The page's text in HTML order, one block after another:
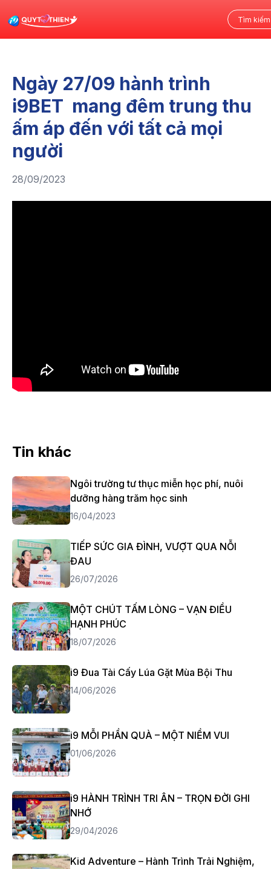
Ngày 27/09 hành trình
i9BET mang đêm trung thu
ấm áp đến với tất cả mọi
người
28/09/2023
Tin khác
Ngôi trường tư thục miễn học phí, nuôi
dưỡng hàng trăm học sinh
16/04/2023
TIẾP SỨC GIA ĐÌNH, VƯỢT QUA NỖI
ĐAU
26/07/2026
MỘT CHÚT TẤM LÒNG – VẠN ĐIỀU
HẠNH PHÚC
18/07/2026
i9 Đua Tài Cấy Lúa Gặt Mùa Bội Thu
14/06/2026
i9 MỖI PHẦN QUÀ – MỘT NIỀM VUI
01/06/2026
i9 HÀNH TRÌNH TRI ÂN – TRỌN ĐỜI GHI
NHỚ
29/04/2026
Kid Adventure – Hành Trình Trải Nghiệm,